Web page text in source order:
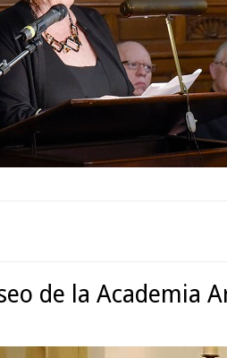
de la Academia